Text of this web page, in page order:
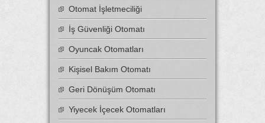
Otomat İşletmeciliği
İş Güvenliği Otomatı
Oyuncak Otomatları
Kişisel Bakım Otomatı
Geri Dönüşüm Otomatı
Yiyecek İçecek Otomatları